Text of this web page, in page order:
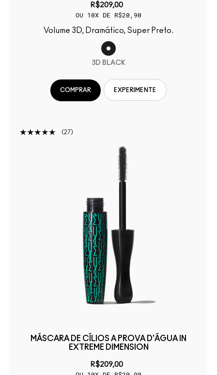
R$209,00
OU 10X DE R$20,90
Volume 3D, Dramático, Super Preto.
3D BLACK
COMPRAR EXPERIMENTE
27
MÁSCARA DE CÍLIOS A PROVA D'ÁGUA IN
EXTREME DIMENSION
R$209,00